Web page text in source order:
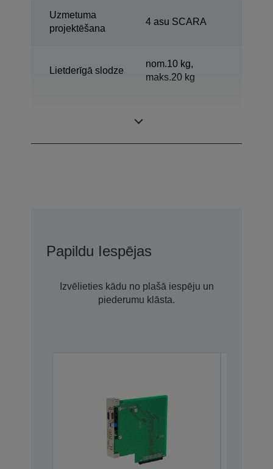
Uzmetuma
projektēšana
4 asu SCARA
Lietderīgā slodze
nom.10 kg,
maks.20 kg
Papildu Iespējas
Izvēlieties kādu no plašā iespēju un
piederumu klāsta.